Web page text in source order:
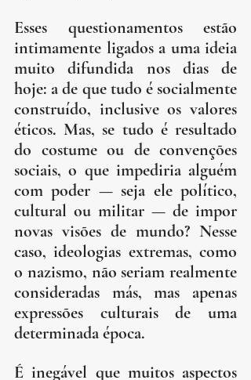
Esses questionamentos estão
intimamente ligados a uma ideia
muito difundida nos dias de
hoje: a de que tudo é socialmente
construído, inclusive os valores
éticos. Mas, se tudo é resultado
do costume ou de convenções
sociais, o que impediria alguém
com poder — seja ele político,
cultural ou militar — de impor
novas visões de mundo? Nesse
caso, ideologias extremas, como
o nazismo, não seriam realmente
consideradas más, mas apenas
expressões culturais de uma
determinada época.
É inegável que muitos aspectos